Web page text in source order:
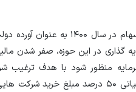
واریز ۸۰ درصد درآمد ناشی از مالیات نقل و
گذاری در این حوزه، صفر شدن
منظور شود با هدف ترغیب
افزایش سرمایه گذاری و توسعه شرکت ها، امهال مالیاتی